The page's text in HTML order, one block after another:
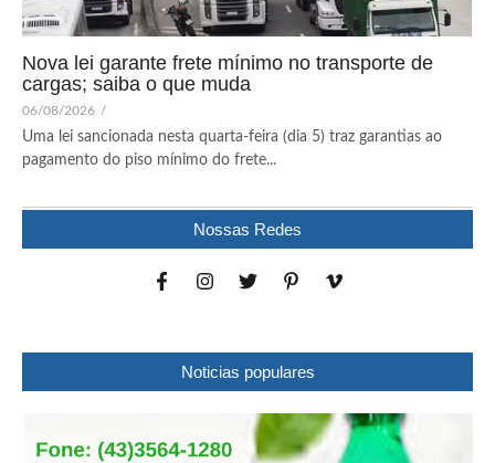
Nova lei garante frete mínimo no transporte de
cargas; saiba o que muda
06/08/2026 /
Uma lei sancionada nesta quarta-feira (dia 5) traz garantias ao
pagamento do piso mínimo do frete...
Nossas Redes
Noticias populares